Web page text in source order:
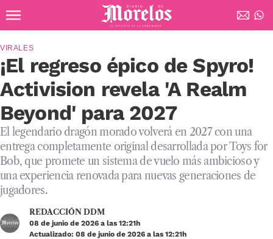
Diario de Morelos
¡El regreso épico de Spyro!
Activision revela 'A Realm
Beyond' para 2027
VIRALES
El legendario dragón morado volverá en 2027 con una
entrega completamente original desarrollada por Toys for
Bob, que promete un sistema de vuelo más ambicioso y
una experiencia renovada para nuevas generaciones de
jugadores.
REDACCIÓN DDM
08 de junio de 2026 a las 12:21h
Actualizado: 08 de junio de 2026 a las 12:21h